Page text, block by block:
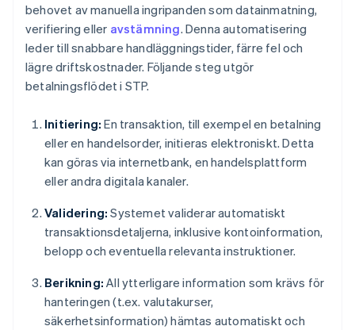
behovet av manuella ingripanden som datainmatning,
verifiering eller avstämning. Denna automatisering
leder till snabbare handläggningstider, färre fel och
lägre driftskostnader. Följande steg utgör
betalningsflödet i STP.
Initiering: En transaktion, till exempel en betalning
eller en handelsorder, initieras elektroniskt. Detta
kan göras via internetbank, en handelsplattform
eller andra digitala kanaler.
Validering: Systemet validerar automatiskt
transaktionsdetaljerna, inklusive kontoinformation,
belopp och eventuella relevanta instruktioner.
Berikning: All ytterligare information som krävs för
hanteringen (t.ex. valutakurser,
säkerhetsinformation) hämtas automatiskt och